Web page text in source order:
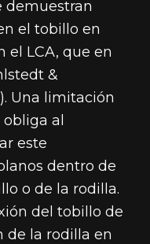
demuestran
el tobillo en
el LCA, que en
&
Una limitación
al
este
dentro de
o de la rodilla.
del tobillo de
de la rodilla en